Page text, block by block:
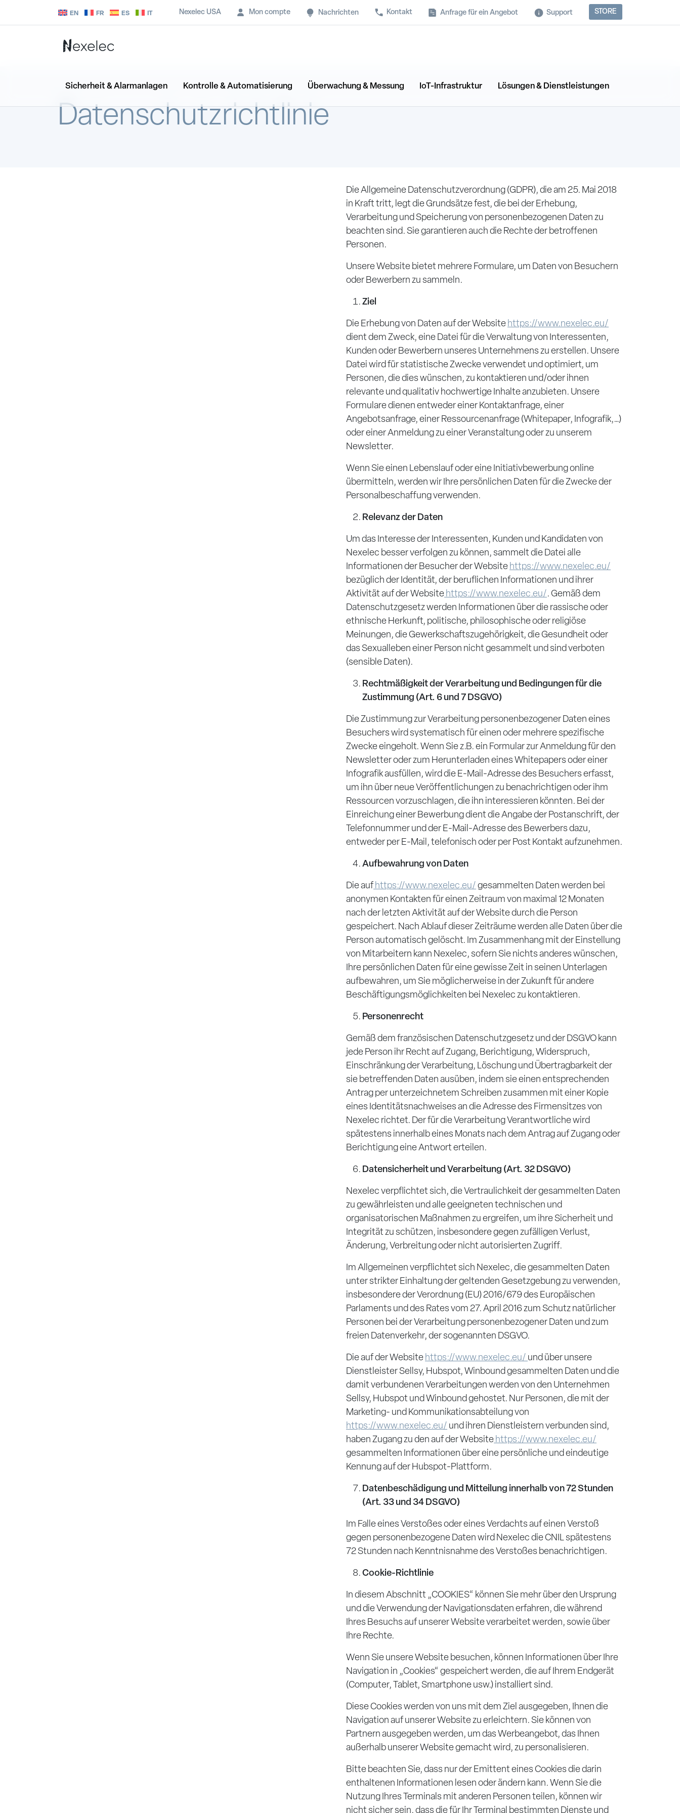
EN FR ES IT Nexelec USA Mon compte Nachrichten Kontakt Anfrage für ein Angebot Support STORE
Sicherheit & Alarmanlagen Kontrolle & Automatisierung Überwachung & Messung IoT-Infrastruktur Lösungen & Dienstleistungen
Datenschutzrichtlinie
Die Allgemeine Datenschutzverordnung (GDPR), die am 25. Mai 2018
in Kraft tritt, legt die Grundsätze fest, die bei der Erhebung,
Verarbeitung und Speicherung von personenbezogenen Daten zu
beachten sind. Sie garantieren auch die Rechte der betroffenen
Personen.
Unsere Website bietet mehrere Formulare, um Daten von Besuchern
oder Bewerbern zu sammeln.
Ziel
Die Erhebung von Daten auf der Website https://www.nexelec.eu/
dient dem Zweck, eine Datei für die Verwaltung von Interessenten,
Kunden oder Bewerbern unseres Unternehmens zu erstellen. Unsere
Datei wird für statistische Zwecke verwendet und optimiert, um
Personen, die dies wünschen, zu kontaktieren und/oder ihnen
relevante und qualitativ hochwertige Inhalte anzubieten. Unsere
Formulare dienen entweder einer Kontaktanfrage, einer
Angebotsanfrage, einer Ressourcenanfrage (Whitepaper, Infografik,…)
oder einer Anmeldung zu einer Veranstaltung oder zu unserem
Newsletter.
Wenn Sie einen Lebenslauf oder eine Initiativbewerbung online
übermitteln, werden wir Ihre persönlichen Daten für die Zwecke der
Personalbeschaffung verwenden.
Relevanz der Daten
Um das Interesse der Interessenten, Kunden und Kandidaten von
Nexelec besser verfolgen zu können, sammelt die Datei alle
Informationen der Besucher der Website https://www.nexelec.eu/
bezüglich der Identität, der beruflichen Informationen und ihrer
Aktivität auf der Website https://www.nexelec.eu/ . Gemäß dem
Datenschutzgesetz werden Informationen über die rassische oder
ethnische Herkunft, politische, philosophische oder religiöse
Meinungen, die Gewerkschaftszugehörigkeit, die Gesundheit oder
das Sexualleben einer Person nicht gesammelt und sind verboten
(sensible Daten).
Rechtmäßigkeit der Verarbeitung und Bedingungen für die
Zustimmung (Art. 6 und 7 DSGVO)
Die Zustimmung zur Verarbeitung personenbezogener Daten eines
Besuchers wird systematisch für einen oder mehrere spezifische
Zwecke eingeholt. Wenn Sie z.B. ein Formular zur Anmeldung für den
Newsletter oder zum Herunterladen eines Whitepapers oder einer
Infografik ausfüllen, wird die E-Mail-Adresse des Besuchers erfasst,
um ihn über neue Veröffentlichungen zu benachrichtigen oder ihm
Ressourcen vorzuschlagen, die ihn interessieren könnten. Bei der
Einreichung einer Bewerbung dient die Angabe der Postanschrift, der
Telefonnummer und der E-Mail-Adresse des Bewerbers dazu,
entweder per E-Mail, telefonisch oder per Post Kontakt aufzunehmen.
Aufbewahrung von Daten
Die auf https://www.nexelec.eu/ gesammelten Daten werden bei
anonymen Kontakten für einen Zeitraum von maximal 12 Monaten
nach der letzten Aktivität auf der Website durch die Person
gespeichert. Nach Ablauf dieser Zeiträume werden alle Daten über die
Person automatisch gelöscht. Im Zusammenhang mit der Einstellung
von Mitarbeitern kann Nexelec, sofern Sie nichts anderes wünschen,
Ihre persönlichen Daten für eine gewisse Zeit in seinen Unterlagen
aufbewahren, um Sie möglicherweise in der Zukunft für andere
Beschäftigungsmöglichkeiten bei Nexelec zu kontaktieren.
Personenrecht
Gemäß dem französischen Datenschutzgesetz und der DSGVO kann
jede Person ihr Recht auf Zugang, Berichtigung, Widerspruch,
Einschränkung der Verarbeitung, Löschung und Übertragbarkeit der
sie betreffenden Daten ausüben, indem sie einen entsprechenden
Antrag per unterzeichnetem Schreiben zusammen mit einer Kopie
eines Identitätsnachweises an die Adresse des Firmensitzes von
Nexelec richtet. Der für die Verarbeitung Verantwortliche wird
spätestens innerhalb eines Monats nach dem Antrag auf Zugang oder
Berichtigung eine Antwort erteilen.
Datensicherheit und Verarbeitung (Art. 32 DSGVO)
Nexelec verpflichtet sich, die Vertraulichkeit der gesammelten Daten
zu gewährleisten und alle geeigneten technischen und
organisatorischen Maßnahmen zu ergreifen, um ihre Sicherheit und
Integrität zu schützen, insbesondere gegen zufälligen Verlust,
Änderung, Verbreitung oder nicht autorisierten Zugriff.
Im Allgemeinen verpflichtet sich Nexelec, die gesammelten Daten
unter strikter Einhaltung der geltenden Gesetzgebung zu verwenden,
insbesondere der Verordnung (EU) 2016/679 des Europäischen
Parlaments und des Rates vom 27. April 2016 zum Schutz natürlicher
Personen bei der Verarbeitung personenbezogener Daten und zum
freien Datenverkehr, der sogenannten DSGVO.
Die auf der Website https://www.nexelec.eu/ und über unsere
Dienstleister Sellsy, Hubspot, Winbound gesammelten Daten und die
damit verbundenen Verarbeitungen werden von den Unternehmen
Sellsy, Hubspot und Winbound gehostet. Nur Personen, die mit der
Marketing- und Kommunikationsabteilung von
https://www.nexelec.eu/ und ihren Dienstleistern verbunden sind,
haben Zugang zu den auf der Website https://www.nexelec.eu/
gesammelten Informationen über eine persönliche und eindeutige
Kennung auf der Hubspot-Plattform.
Datenbeschädigung und Mitteilung innerhalb von 72 Stunden
(Art. 33 und 34 DSGVO)
Im Falle eines Verstoßes oder eines Verdachts auf einen Verstoß
gegen personenbezogene Daten wird Nexelec die CNIL spätestens
72 Stunden nach Kenntnisnahme des Verstoßes benachrichtigen.
Cookie-Richtlinie
In diesem Abschnitt „COOKIES“ können Sie mehr über den Ursprung
und die Verwendung der Navigationsdaten erfahren, die während
Ihres Besuchs auf unserer Website verarbeitet werden, sowie über
Ihre Rechte.
Wenn Sie unsere Website besuchen, können Informationen über Ihre
Navigation in „Cookies“ gespeichert werden, die auf Ihrem Endgerät
(Computer, Tablet, Smartphone usw.) installiert sind.
Diese Cookies werden von uns mit dem Ziel ausgegeben, Ihnen die
Navigation auf unserer Website zu erleichtern. Sie können von
Partnern ausgegeben werden, um das Werbeangebot, das Ihnen
außerhalb unserer Website gemacht wird, zu personalisieren.
Bitte beachten Sie, dass nur der Emittent eines Cookies die darin
enthaltenen Informationen lesen oder ändern kann. Wenn Sie die
Nutzung Ihres Terminals mit anderen Personen teilen, können wir
nicht sicher sein, dass die für Ihr Terminal bestimmten Dienste und